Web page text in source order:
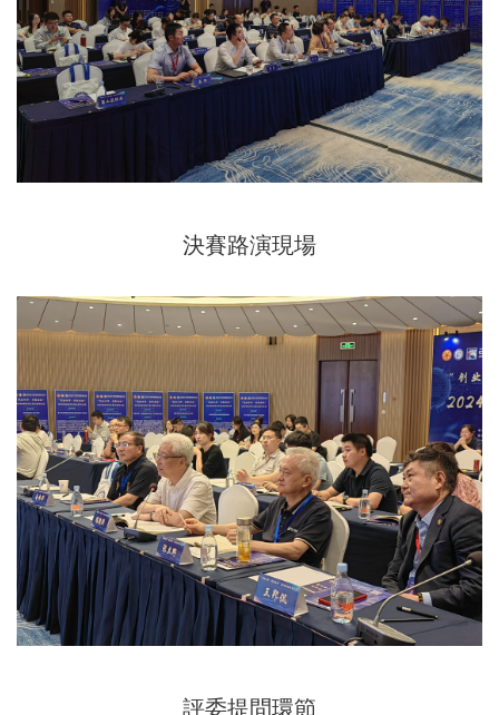
決賽路演現場
評委提問環節